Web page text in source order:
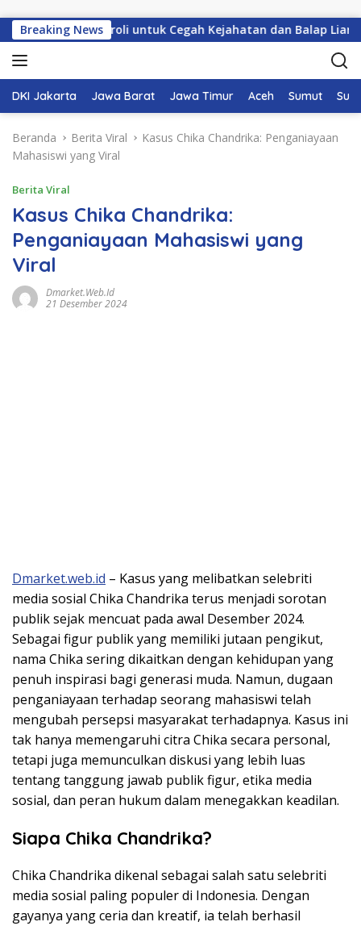
Breaking News
Perkuat Patroli untuk Cegah Kejahatan dan Balap Liar
DKI Jakarta Jawa Barat Jawa Timur Aceh Sumut
Beranda Berita Viral
Kasus Chika Chandrika: Penganiayaan
Mahasiswi yang Viral
Berita Viral
Kasus Chika Chandrika:
Penganiayaan Mahasiswi yang
Viral
Dmarket.web.id
21 Desember 2024
Dmarket.web.id – Kasus yang melibatkan selebriti
media sosial Chika Chandrika terus menjadi sorotan
publik sejak mencuat pada awal Desember 2024.
Sebagai figur publik yang memiliki jutaan pengikut,
nama Chika sering dikaitkan dengan kehidupan yang
penuh inspirasi bagi generasi muda. Namun, dugaan
penganiayaan terhadap seorang mahasiswi telah
mengubah persepsi masyarakat terhadapnya. Kasus ini
tak hanya memengaruhi citra Chika secara personal,
tetapi juga memunculkan diskusi yang lebih luas
tentang tanggung jawab publik figur, etika media
sosial, dan peran hukum dalam menegakkan keadilan.
Siapa Chika Chandrika?
Chika Chandrika dikenal sebagai salah satu selebriti
media sosial paling populer di Indonesia. Dengan
gayanya yang ceria dan kreatif, ia telah berhasil